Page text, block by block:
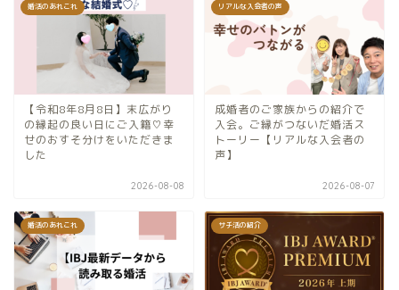
婚活のあれこれ
【令和8年8月8日】末広がり
の縁起の良い日にご入籍♡幸
せのおすそ分けをいただきま
した
2026-08-08
リアルな入会者の声
成婚者のご家族からの紹介で
入会。ご縁がつないだ婚活ス
トーリー【リアルな入会者の
声】
2026-08-07
婚活のあれこれ サチ活の紹介